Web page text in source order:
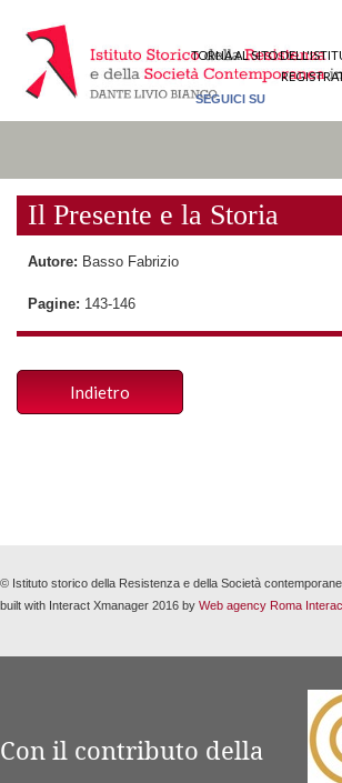
TORNA AL SITO
SEGUICI SU
Il Presente e la Storia
Autore: Basso Fabrizio
Pagine: 143-146
Indietro
© Istituto storico della Resistenza e della Società
built with Interact Xmanager 2016 by Web agency Roma
Con il contributo della